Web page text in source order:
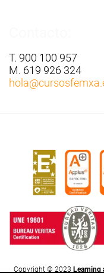
T. 900 100 957
M. 619 926 324
hola
Copyright © 2023 Learning